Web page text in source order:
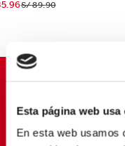
Esta página web usa
En esta web usamos
.96S/89.90
PROMOCIONES
Déjanos tu email y
nuestras Ofertas